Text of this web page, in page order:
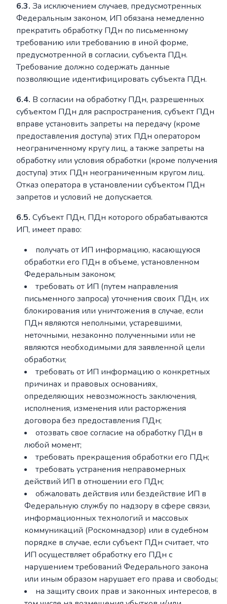
6.3. За исключением случаев, предусмотренных
Федеральным законом, ИП обязана немедленно
прекратить обработку ПДн по письменному
требованию или требованию в иной форме,
предусмотренной в согласии, субъекта ПДн.
Требование должно содержать данные
позволяющие идентифицировать субъекта ПДн.
6.4. В согласии на обработку ПДн, разрешенных
субъектом ПДн для распространения, субъект ПДн
вправе установить запреты на передачу (кроме
предоставления доступа) этих ПДн оператором
неограниченному кругу лиц, а также запреты на
обработку или условия обработки (кроме получения
доступа) этих ПДн неограниченным кругом лиц.
Отказ оператора в установлении субъектом ПДн
запретов и условий не допускается.
6.5. Субъект ПДн, ПДн которого обрабатываются
ИП, имеет право:
получать от ИП информацию, касающуюся
обработки его ПДн в объеме, установленном
Федеральным законом;
требовать от ИП (путем направления
письменного запроса) уточнения своих ПДн, их
блокирования или уничтожения в случае, если
ПДн являются неполными, устаревшими,
неточными, незаконно полученными или не
являются необходимыми для заявленной цели
обработки;
требовать от ИП информацию о конкретных
причинах и правовых основаниях,
определяющих невозможность заключения,
исполнения, изменения или расторжения
договора без предоставления ПДн;
отозвать свое согласие на обработку ПДн в
любой момент;
требовать прекращения обработки его ПДн;
требовать устранения неправомерных
действий ИП в отношении его ПДн;
обжаловать действия или бездействие ИП в
Федеральную службу по надзору в сфере связи,
информационных технологий и массовых
коммуникаций (Роскомнадзор) или в судебном
порядке в случае, если субъект ПДн считает, что
ИП осуществляет обработку его ПДн с
нарушением требований Федерального закона
или иным образом нарушает его права и свободы;
на защиту своих прав и законных интересов, в